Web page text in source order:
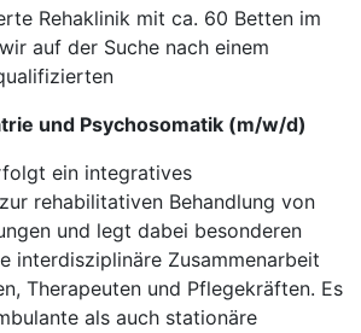
Rehaklinik mit ca. 60 Betten im
auf der Suche nach einem
und Psychosomatik (m/w/d)
ein integratives
rehabilitativen Behandlung von
und legt dabei besonderen
interdisziplinäre Zusammenarbeit
Therapeuten und Pflegekräften. Es
als auch stationäre